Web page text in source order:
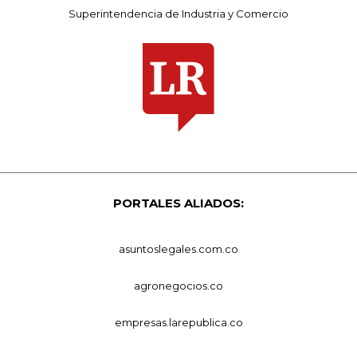
Superintendencia de Industria y Comercio
PORTALES ALIADOS:
asuntoslegales.com.co
agronegocios.co
empresas.larepublica.co